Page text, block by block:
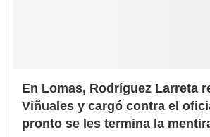
En Lomas, Rodríguez Larreta
Viñuales y cargó contra el
pronto se les termina la